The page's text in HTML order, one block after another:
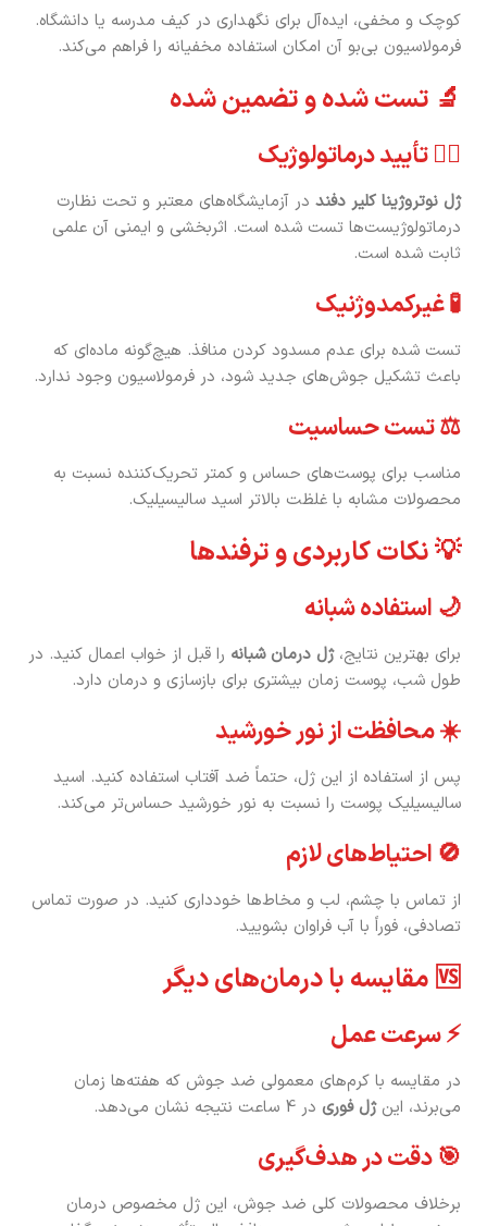
کوچک و مخفی، ایده‌آل برای نگهداری در کیف مدرسه یا دانشگاه.
فرمولاسیون بی‌بو آن امکان استفاده مخفیانه را فراهم می‌کند.
🔬 تست شده و تضمین شده
👨‍⚕️ تأیید درماتولوژیک
ژل نوتروژینا کلیر دفند در آزمایشگاه‌های معتبر و تحت نظارت
درماتولوژیست‌ها تست شده است. اثربخشی و ایمنی آن علمی
ثابت شده است.
🧪 غیرکمدوژنیک
تست شده برای عدم مسدود کردن منافذ. هیچ‌گونه ماده‌ای که
باعث تشکیل جوش‌های جدید شود، در فرمولاسیون وجود ندارد.
⚖️ تست حساسیت
مناسب برای پوست‌های حساس و کمتر تحریک‌کننده نسبت به
محصولات مشابه با غلظت بالاتر اسید سالیسیلیک.
💡 نکات کاربردی و ترفندها
🌙 استفاده شبانه
برای بهترین نتایج،ژل درمان شبانه را قبل از خواب اعمال کنید. در
طول شب، پوست زمان بیشتری برای بازسازی و درمان دارد.
☀️ محافظت از نور خورشید
پس از استفاده از این ژل، حتماً ضد آفتاب استفاده کنید. اسید
سالیسیلیک پوست را نسبت به نور خورشید حساس‌تر می‌کند.
🚫 احتیاط‌های لازم
از تماس با چشم، لب و مخاط‌ها خودداری کنید. در صورت تماس
تصادفی، فوراً با آب فراوان بشویید.
🆚 مقایسه با درمان‌های دیگر
⚡ سرعت عمل
در مقایسه با کرم‌های معمولی ضد جوش که هفته‌ها زمان
می‌برند، اینژل فوری در 4 ساعت نتیجه نشان می‌دهد.
🎯 دقت در هدف‌گیری
برخلاف محصولات کلی ضد جوش، این ژل مخصوص درمان